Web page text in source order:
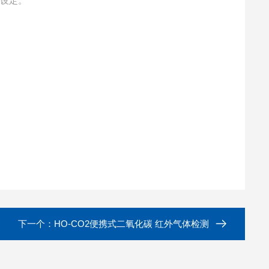
下一个： HO-CO2便携式二氧化碳 红外气体检测